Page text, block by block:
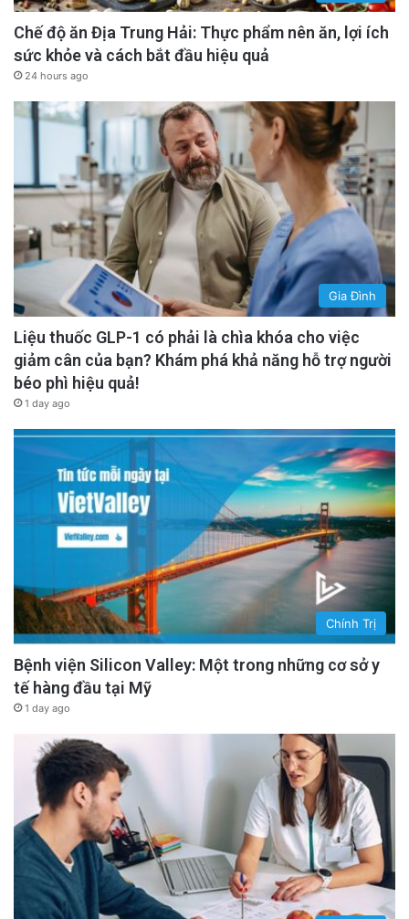
Chế độ ăn Địa Trung Hải: Thực phẩm nên ăn, lợi ích
sức khỏe và cách bắt đầu hiệu quả
24 hours ago
Gia Đình
Liệu thuốc GLP-1 có phải là chìa khóa cho việc
giảm cân của bạn? Khám phá khả năng hỗ trợ người
béo phì hiệu quả!
1 day ago
Chính Trị
Bệnh viện Silicon Valley: Một trong những cơ sở y
tế hàng đầu tại Mỹ
1 day ago